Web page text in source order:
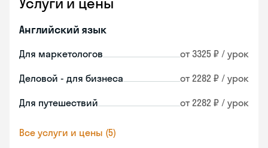
Английский язык
Для маркетологов от 3325 ₽ / урок
Деловой - для бизнеса от 2282 ₽ / урок
Для путешествий от 2282 ₽ / урок
Все услуги и цены (5)